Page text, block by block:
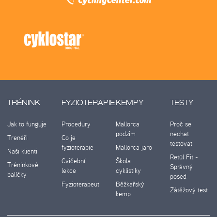
TRÉNINK
Jak to funguje
Trenéři
Naši klienti
Tréninkové
balíčky
FYZIOTERAPIE
Procedury
Co je
fyzioterapie
Cvičební
lekce
Fyzioterapeut
KEMPY
Mallorca
podzim
Mallorca jaro
Škola
cyklistiky
Běžkařský
kemp
TESTY
Proč se
nechat
testovat
Retül Fit -
Správný
posed
Zátěžový test